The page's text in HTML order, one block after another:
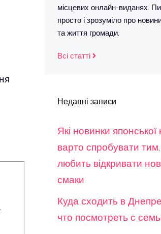
місцевих онлайн-виданях.
просто і зрозуміло про
та життя громади.
Всі статті
Недавні записи
Які новинки японської
варто спробувати
любить відкривати
смаки
Куда сходить в
что посмотреть с